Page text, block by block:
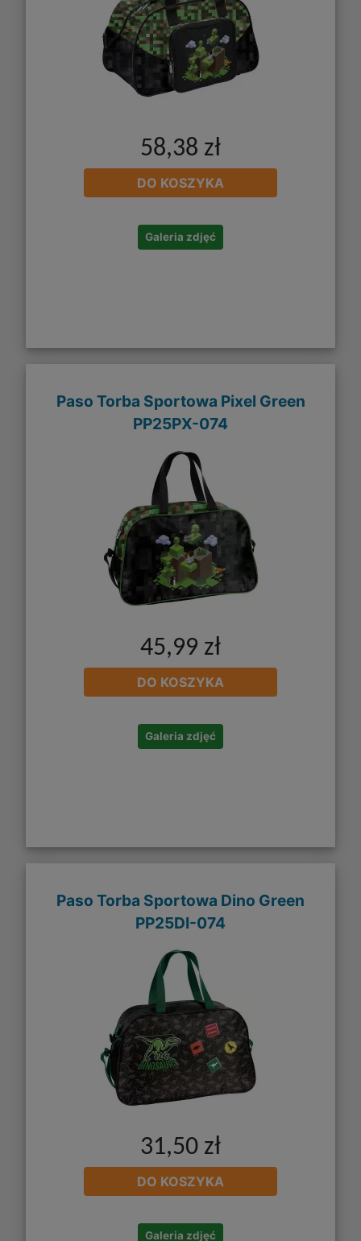
58,38 zł
DO KOSZYKA
Galeria zdjęć
Paso Torba Sportowa Pixel Green
PP25PX-074
45,99 zł
DO KOSZYKA
Galeria zdjęć
Paso Torba Sportowa Dino Green
PP25DI-074
31,50 zł
DO KOSZYKA
Galeria zdjęć